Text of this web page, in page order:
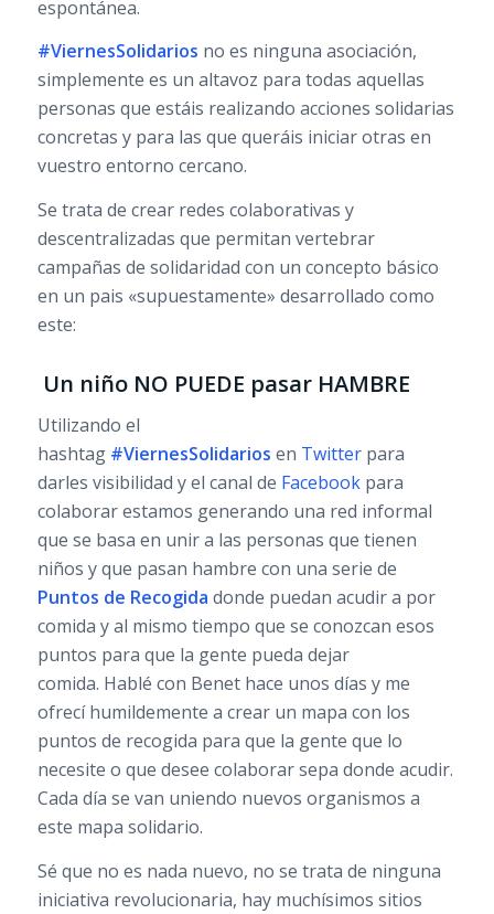
espontánea.
#ViernesSolidarios no es ninguna asociación,
simplemente es un altavoz para todas aquellas
personas que estáis realizando acciones solidarias
concretas y para las que queráis iniciar otras en
vuestro entorno cercano.
Se trata de crear redes colaborativas y
descentralizadas que permitan vertebrar
campañas de solidaridad con un concepto básico
en un pais «supuestamente» desarrollado como
este:
Un niño NO PUEDE pasar HAMBRE
Utilizando el
hashtag #ViernesSolidarios en Twitter para
darles visibilidad y el canal de Facebookpara
colaborar estamos generando una red informal
que se basa en unir a las personas que tienen
niños y que pasan hambre con una serie de
Puntos de Recogida donde puedan acudir a por
comida y al mismo tiempo que se conozcan esos
puntos para que la gente pueda dejar
comida. Hablé con Benet hace unos días y me
ofrecí humildemente a crear un mapa con los
puntos de recogida para que la gente que lo
necesite o que desee colaborar sepa donde acudir.
Cada día se van uniendo nuevos organismos a
este mapa solidario.
Sé que no es nada nuevo, no se trata de ninguna
iniciativa revolucionaria, hay muchísimos sitios